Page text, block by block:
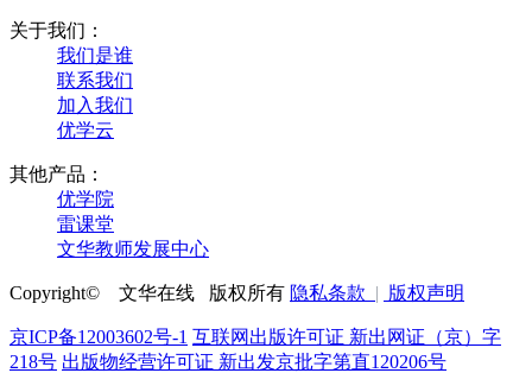
关于我们：
我们是谁
联系我们
加入我们
优学云
其他产品：
优学院
雷课堂
文华教师发展中心
Copyright© 文华在线 版权所有 隐私条款 | 版权声明
京ICP备12003602号-1 互联网出版许可证 新出网证（京）字
218号 出版物经营许可证 新出发京批字第直120206号